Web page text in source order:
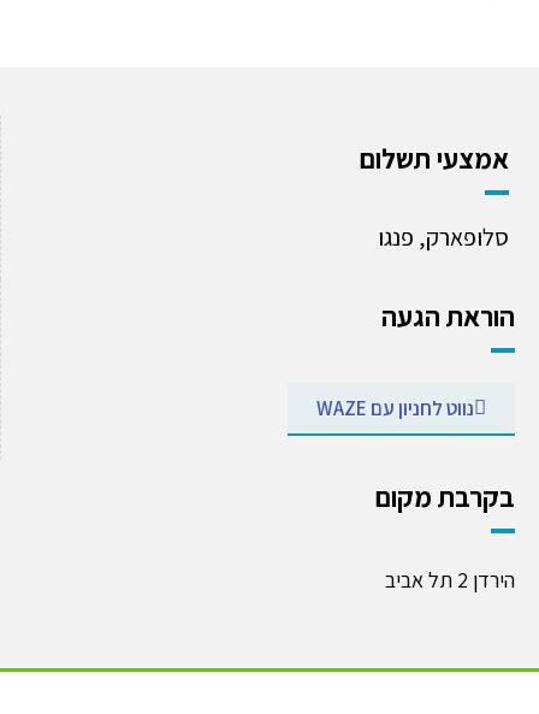
אמצעי תשלום
סלופארק, פנגו
הגעה
נווט לחניון עם WAZE
מקום
2 תל אביב